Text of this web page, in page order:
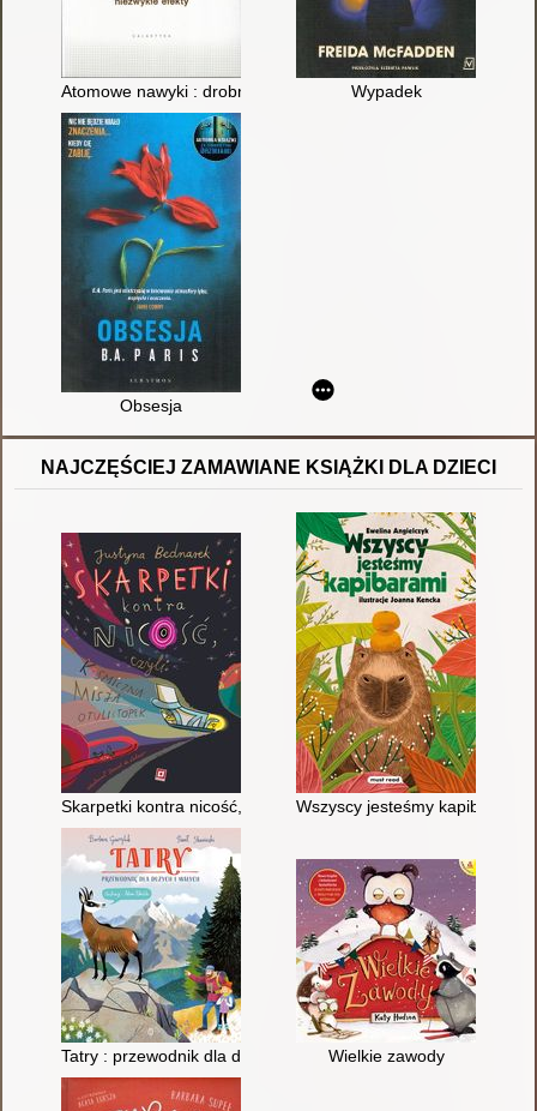
Atomowe nawyki : drobne zmiany, niezwykłe efekty
Wypadek
Obsesja
NAJCZĘŚCIEJ ZAMAWIANE KSIĄŻKI DLA DZIECI
Skarpetki kontra nicość, czyli kosmiczna misja otulistópek
Wszyscy jesteśmy kapibarami
Tatry : przewodnik dla dużych i małychWielkie zawody